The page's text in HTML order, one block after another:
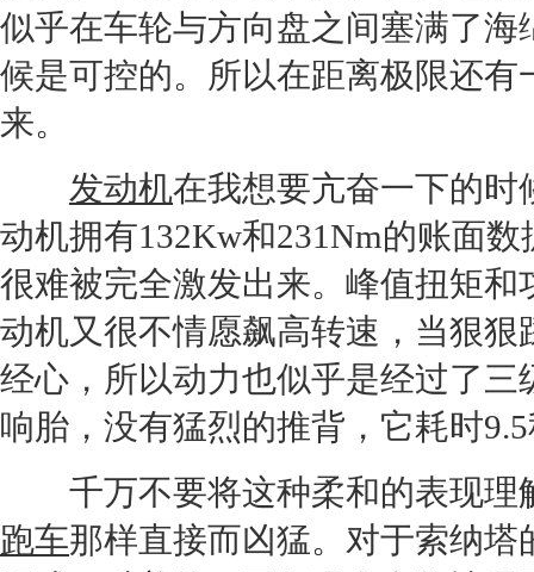
似乎在车轮与方向盘之间塞满了海
候是可控的。所以在距离极限还
来。
发动机在我想要亢奋一下的时
动机拥有132Kw和231Nm的账面
很难被完全激发出来。峰值扭矩和
动机又很不情愿飙高转速，当狠
经心，所以动力也似乎是经过了
响胎，没有猛烈的推背，它耗时
千万不要将这种柔和的表现理
跑车那样直接而凶猛。对于索纳塔